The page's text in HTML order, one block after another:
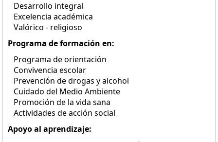
Desarrollo integral
Excelencia académica
Valórico - religioso
Programa de formación en:
Programa de orientación
Convivencia escolar
Prevención de drogas y alcohol
Cuidado del Medio Ambiente
Promoción de la vida sana
Actividades de acción social
Apoyo al aprendizaje: